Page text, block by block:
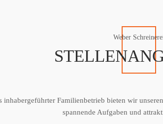
Weber
inhabergeführter Familienbetrieb bieten wir
spannende Aufgaben und